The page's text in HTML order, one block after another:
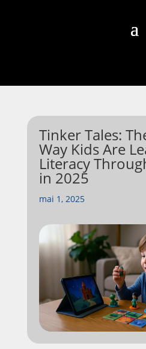
Tinker Tales:
Way Kids Are
Literacy
in 2025
mai 1, 2025